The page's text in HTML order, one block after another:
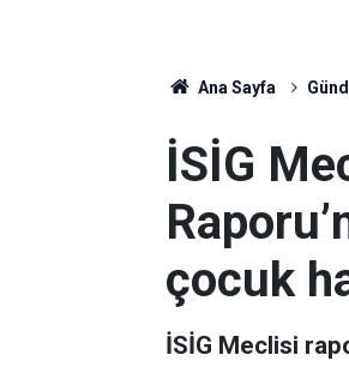
Ana Sayfa
İSİG
çocuk
İSİG Meclisi